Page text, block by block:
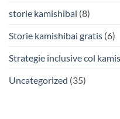
storie kamishibai (8)
Storie kamishibai gratis (6)
Strategie inclusive col
Uncategorized (35)